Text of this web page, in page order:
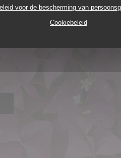
voor de bescherming van
Cookiebeleid